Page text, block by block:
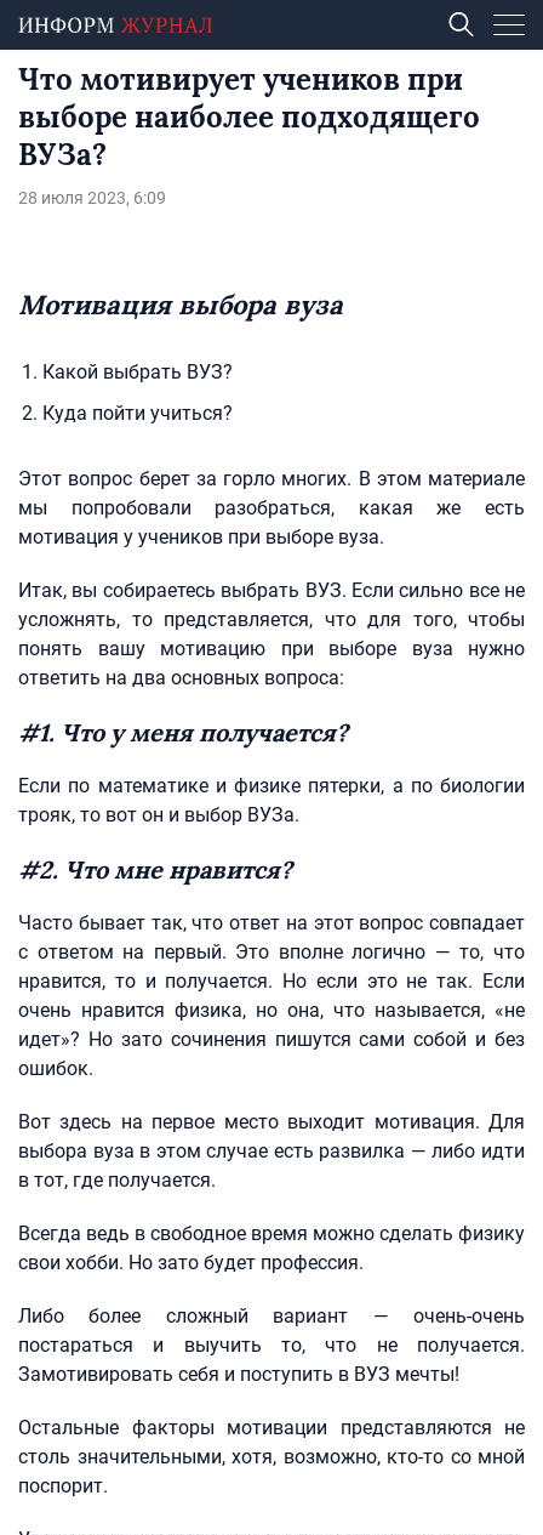
Что мотивирует учеников при
выборе наиболее подходящего
ВУЗа?
28 июля 2023, 6:09
Мотивация выбора вуза
Какой выбрать ВУЗ?
Куда пойти учиться?
Этот вопрос берет за горло многих. В этом материале
мы попробовали разобраться, какая же есть
мотивация у учеников при выборе вуза.
Итак, вы собираетесь выбрать ВУЗ. Если сильно все не
усложнять, то представляется, что для того, чтобы
понять вашу мотивацию при выборе вуза нужно
ответить на два основных вопроса:
#1. Что у меня получается?
Если по математике и физике пятерки, а по биологии
трояк, то вот он и выбор ВУЗа.
#2. Что мне нравится?
Часто бывает так, что ответ на этот вопрос совпадает
с ответом на первый. Это вполне логично — то, что
нравится, то и получается. Но если это не так. Если
очень нравится физика, но она, что называется, «не
идет»? Но зато сочинения пишутся сами собой и без
ошибок.
Вот здесь на первое место выходит мотивация. Для
выбора вуза в этом случае есть развилка — либо идти
в тот, где получается.
Всегда ведь в свободное время можно сделать физику
свои хобби. Но зато будет профессия.
Либо более сложный вариант — очень-очень
постараться и выучить то, что не получается.
Замотивировать себя и поступить в ВУЗ мечты!
Остальные факторы мотивации представляются не
столь значительными, хотя, возможно, кто-то со мной
поспорит.